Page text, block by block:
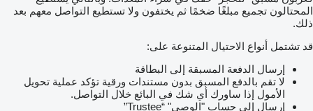
المحتالون تجميع مبلغًا ضخمًا ثم يختفون ولا تستطيع التواصل معهم بعد
ذلك.
قد تشتمل أنواع الاحتيال المتنوعة على:
إرسال الدفعة المسبقة إلى البطاقة
لا تقم بالدفع المسبق بدون مستندات ورقية تؤكد عملية تحويل
الأمول إذا ساورك أي شك في البائع خلال التواصل.
إرسال إلى حساب "الوصي" “Trustee”